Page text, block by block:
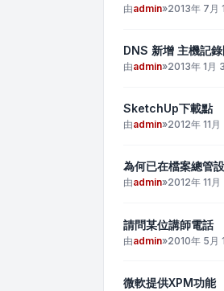
由admin»2013年 7月
DNS 新增 主機記
由admin»2013年 1月
SketchUp下載點
由admin»2012年 11
為何已在檔案總管
由admin»2012年 11
請問某位講師電話
由admin»2010年 5月
微軟提供XPM功